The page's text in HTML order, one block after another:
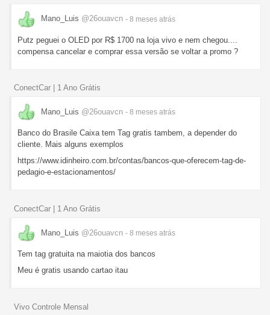
Mano_Luis @26ouavcn - 8 meses atrás
Putz peguei o OLED por R$ 1700 na loja vivo e nem chegou....
compensa cancelar e comprar essa versão se voltar a promo ?
ConectCar | 1 Ano Grátis
Mano_Luis @26ouavcn - 8 meses atrás
Banco do Brasile Caixa tem Tag gratis tambem, a depender do
cliente. Mais alguns exemplos
https://www.idinheiro.com.br/contas/bancos-que-oferecem-tag-de-
pedagio-e-estacionamentos/
ConectCar | 1 Ano Grátis
Mano_Luis @26ouavcn - 8 meses atrás
Tem tag gratuita na maiotia dos bancos
Meu é gratis usando cartao itau
Vivo Controle Mensal